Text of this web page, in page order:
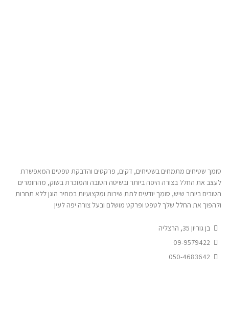
סומך שטיחים מתמחים בשטיחים, דקים, פרקטים והדבקת טפטים המאפשרת
לעצב את החלל בצורה היפה ביותר ובשיטה הטובה והמוכרת בשוק, מהחומרים
הטובים ביותר שיש, סומך יודעים לתת שירות ומקצועיות במחיר הוגן ללא תחרות
ולהפוך את החלל שלך לטפט ופרקט מושלם ובעל צורה יפה לעין
בן גוריון 35, הרצליה